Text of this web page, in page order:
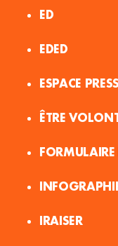
ED
EDED
ESPACE
ÊTRE
FORMULAIRE
IRAISER